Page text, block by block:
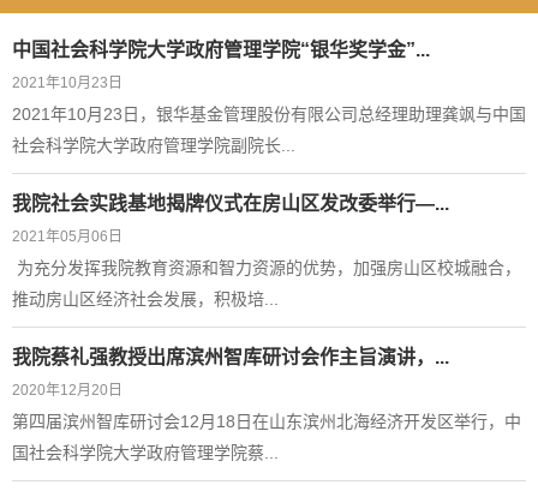
中国社会科学院大学政府管理学院“银华奖学金”...
2021年10月23日
2021年10月23日，银华基金管理股份有限公司总经理助理龚飒与中国
社会科学院大学政府管理学院副院长...
我院社会实践基地揭牌仪式在房山区发改委举行—...
2021年05月06日
​ 为充分发挥我院教育资源和智力资源的优势，加强房山区校城融合，
推动房山区经济社会发展，积极培...
我院蔡礼强教授出席滨州智库研讨会作主旨演讲，...
2020年12月20日
第四届滨州智库研讨会12月18日在山东滨州北海经济开发区举行，中
国社会科学院大学政府管理学院​蔡...